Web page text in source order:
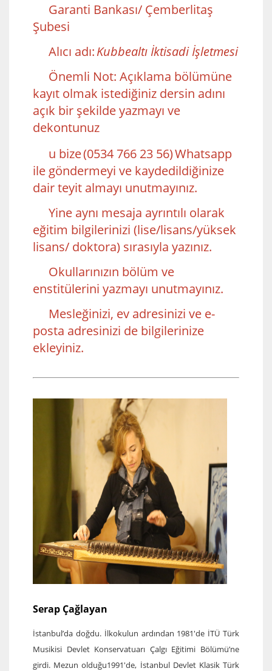
Garanti Bankası/ Çemberlitaş
Şubesi
Alıcı adı:Kubbealtı İktisadi İşletmesi
Önemli Not: Açıklama bölümüne
kayıt olmak istediğiniz dersin adını
açık bir şekilde yazmayı ve
dekontunuz
u bize(0534 766 23 56)Whatsapp
ile göndermeyi ve kaydedildiğinize
dair teyit almayı unutmayınız.
Yine aynı mesaja ayrıntılı olarak
eğitim bilgilerinizi (lise/lisans/yüksek
lisans/ doktora) sırasıyla yazınız.
Okullarınızın bölüm ve
enstitülerini yazmayı unutmayınız.
Mesleğinizi, ev adresinizi ve e-
posta adresinizi de bilgilerinize
ekleyiniz.
Serap Çağlayan
İstanbul’da doğdu. İlkokulun ardından 1981′de İTÜ Türk
Musikisi Devlet Konservatuarı Çalgı Eğitimi Bölümü’ne
girdi. Mezun olduğu1991′de, İstanbul Devlet Klasik Türk